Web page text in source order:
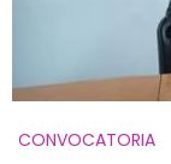
CONVOCATORIA